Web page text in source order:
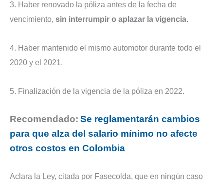
3. Haber renovado la póliza antes de la fecha de
vencimiento, sin interrumpir o aplazar la vigencia.
4. Haber mantenido el mismo automotor durante todo el
2020 y el 2021.
5. Finalización de la vigencia de la póliza en 2022.
Recomendado: Se reglamentarán cambios
para que alza del salario mínimo no afecte
otros costos en Colombia
Aclara la Ley, citada por Fasecolda, que en ningún caso